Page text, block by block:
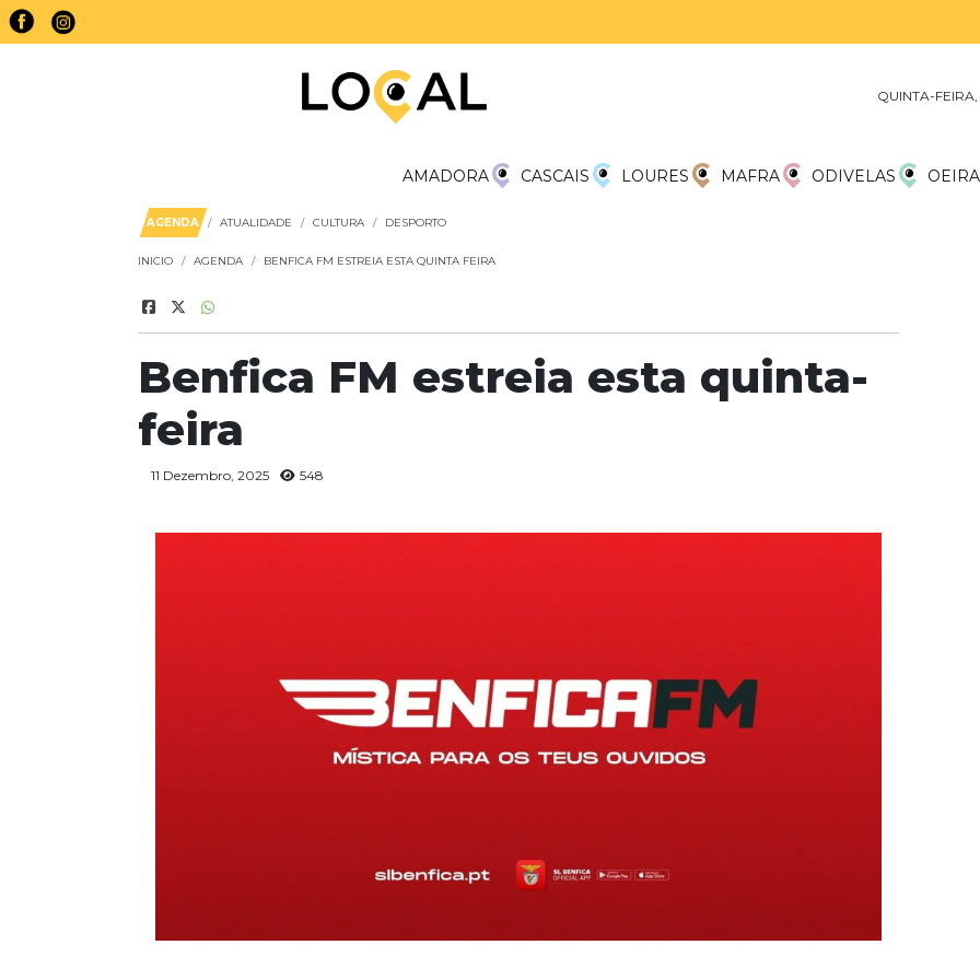
QUINTA-
AMADORA CASCAIS LOURES MAFRA ODIVELAS
AGENDA ATUALIDADE CULTURA DESPORTO
INICIO AGENDA BENFICA FM ESTREIA ESTA QUINTA FEIRA
Benfica FM estreia esta quinta-
feira
11 Dezembro, 2025 548